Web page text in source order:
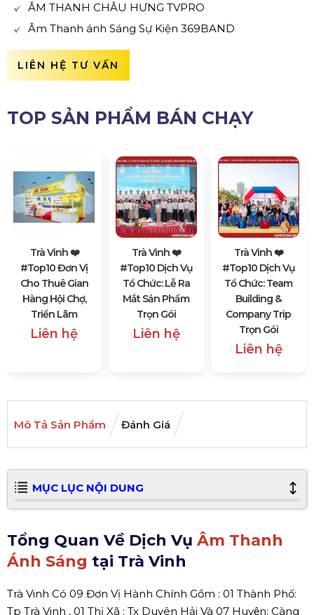
ÂM THANH CHÂU HƯNG TVPRO
Âm Thanh ánh Sáng Sự Kiện 369BAND
LIÊN HỆ TƯ VẤN
TOP SẢN PHẨM BÁN CHẠY
Trà Vinh ❤️️
#top10 Đơn Vị
Cho Thuê Gian
Hàng Hội Chợ,
Triển Lãm
Liên hệ
Trà Vinh ❤️️
#top10 Dịch Vụ
Tổ Chức: Lễ Ra
Mắt Sản Phẩm
Trọn Gói
Liên hệ
Trà Vinh ❤️️
#top10 Dịch Vụ
Tổ Chức: Team
Building &
Company Trip
Trọn Gói
Liên hệ
Mô Tả Sản Phẩm Đánh Giá
MỤC LỤC NỘI DUNG
Tổng Quan Về Dịch Vụ Âm Thanh
Ánh Sáng tại Trà Vinh
Trà Vinh Có 09 Đơn Vị Hành Chính Gồm : 01 Thành Phố:
Tp Trà Vinh , 01 Thị Xã : Tx Duyên Hải Và 07 Huyện: Càng